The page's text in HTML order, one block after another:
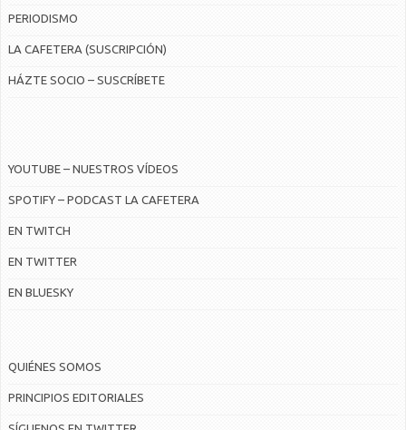
PERIODISMO
LA CAFETERA (SUSCRIPCIÓN)
HÁZTE SOCIO – SUSCRÍBETE
YOUTUBE – NUESTROS VÍDEOS
SPOTIFY – PODCAST LA CAFETERA
EN TWITCH
EN TWITTER
EN BLUESKY
QUIÉNES SOMOS
PRINCIPIOS EDITORIALES